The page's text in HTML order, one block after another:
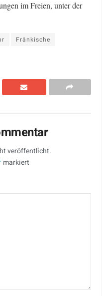
im Freien, unter der
Fränkische
veröffentlicht.
markiert